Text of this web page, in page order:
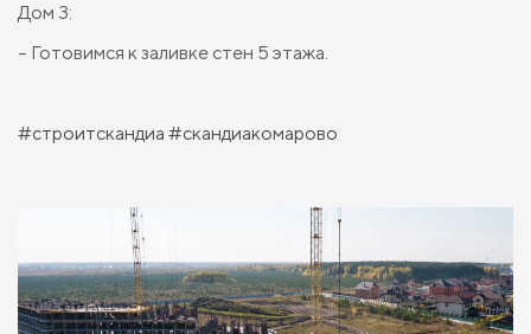
Дом 3:
– Готовимся к заливке стен 5 этажа. ⠀
#строитскандиа #скандиакомарово